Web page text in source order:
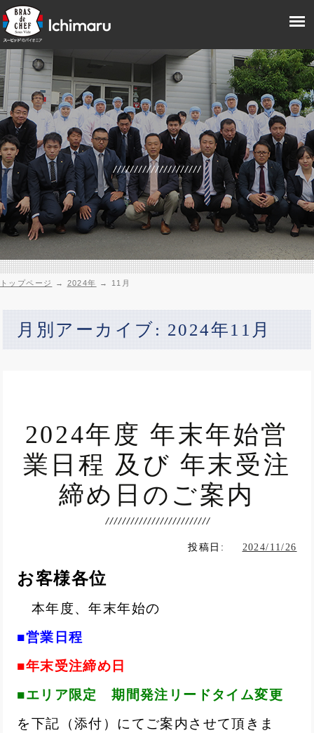
トップページ → 2024年 → 11月
月別アーカイブ: 2024年11月
2024年度 年末年始営
業日程 及び 年末受注
締め日のご案内
投稿日: 2024/11/26
お客様各位
本年度、年末年始の
■営業日程
■年末受注締め日
■エリア限定 期間発注リードタイム変更
を下記（添付）にてご案内させて頂きま